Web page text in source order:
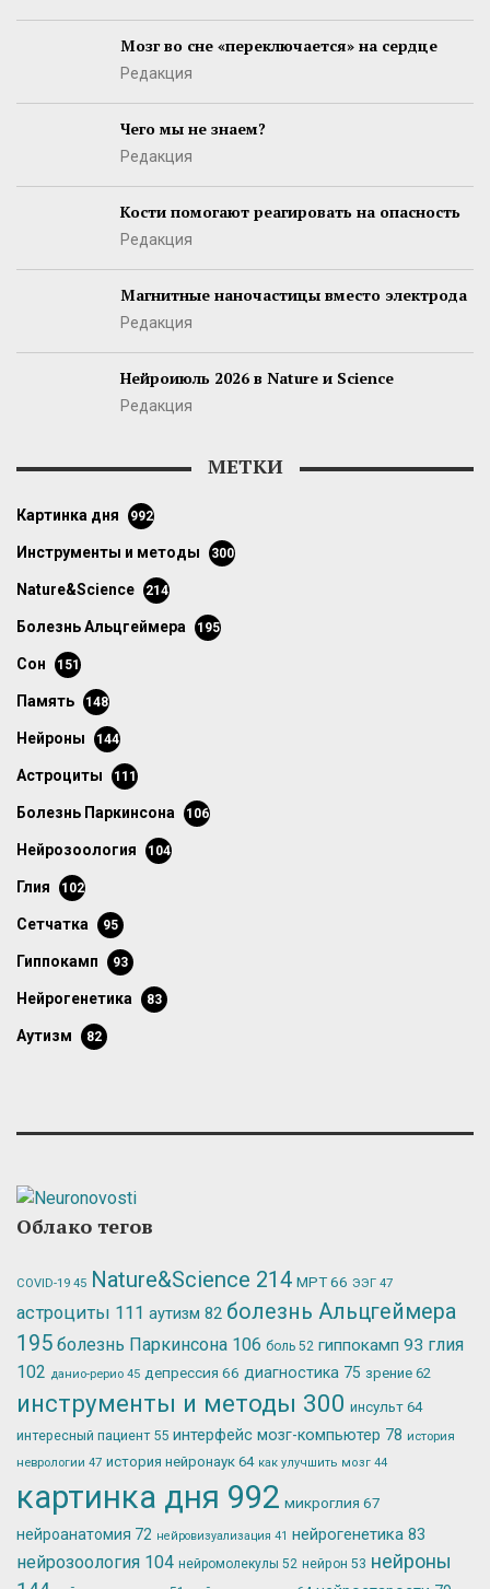
Мозг во сне «переключается» на сердце
Редакция
Чего мы не знаем?
Редакция
Кости помогают реагировать на опасность
Редакция
Магнитные наночастицы вместо электрода
Редакция
Нейроиюль 2026 в Nature и Science
Редакция
МЕТКИ
картинка дня 992
инструменты и методы 300
Nature&Science 214
болезнь Альцгеймера 195
сон 151
память 148
нейроны 144
астроциты 111
болезнь Паркинсона 106
нейрозоология 104
глия 102
сетчатка 95
гиппокамп 93
нейрогенетика 83
аутизм 82
Облако тегов
COVID-19 45 Nature&Science 214 МРТ66 ЭЭГ 47
астроциты 111 аутизм 82 болезнь Альцгеймера
195 болезнь Паркинсона 106 боль 52 гиппокамп 93 глия
102 данио-рерио 45 депрессия 66 диагностика 75 зрение 62
инструменты и методы 300 инсульт 64
интересный пациент 55 интерфейс мозг-компьютер 78 история
неврологии 47 история нейронаук 64 как улучшить мозг 44
картинка дня 992 микроглия 67
нейроанатомия 72 нейровизуализация 41 нейрогенетика 83
нейрозоология 104 нейромолекулы 52 нейрон 53 нейроны